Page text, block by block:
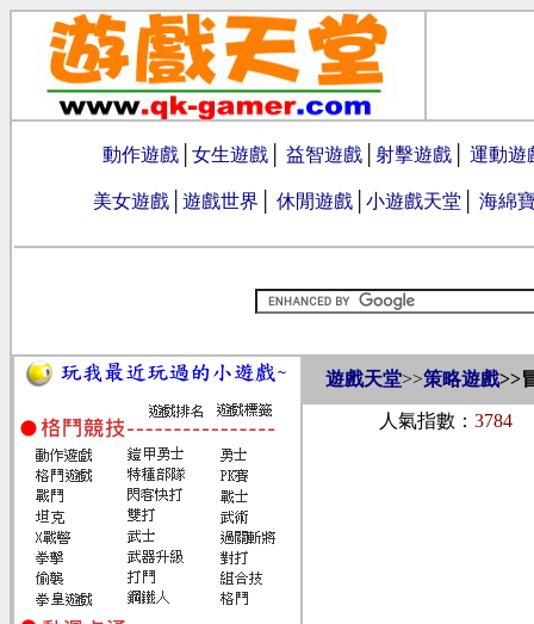
動作遊戲 女生遊戲 益智遊戲 射擊遊戲 運動遊
美女遊戲 遊戲世界 休閒遊戲 小遊戲天堂 海綿
遊戲天堂>>策略遊戲>>
人氣指數： 3784